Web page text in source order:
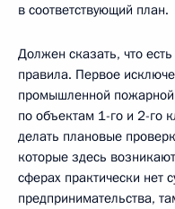
в соответствующий план.
Должен сказать, что
правила. Первое
промышленной пожарной
по объектам 1-го и 2-го
делать плановые
которые здесь
сферах практически нет
предпринимательства,